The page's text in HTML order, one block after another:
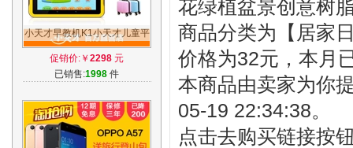
小天才早教机K1小天才儿童平
板电脑学习机小学同步点读故
事机K1
促销价:￥ 2298 元
已销售:1998 件
花绿植盆景创意树
商品分类为【居家
价格为32元，本月
本商品由卖家为你
05-19 22:34:38。
点击去购买链接按